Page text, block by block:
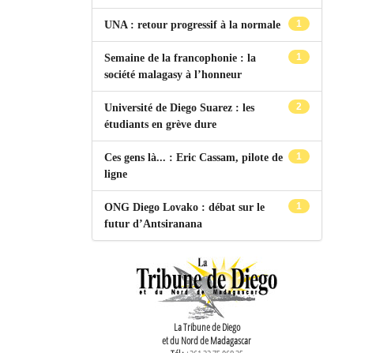
1
UNA : retour progressif à la normale
1
Semaine de la francophonie : la
société malagasy à l’honneur
2
Université de Diego Suarez : les
étudiants en grève dure
1
Ces gens là... : Eric Cassam, pilote de
ligne
1
ONG Diego Lovako : débat sur le
futur d’Antsiranana
La Tribune de Diego
et du Nord de Madagascar